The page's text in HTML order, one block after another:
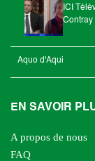
ICI
Contray
Aquo d'Aqui
EN SAVOIR
A propos de nous
FAQ